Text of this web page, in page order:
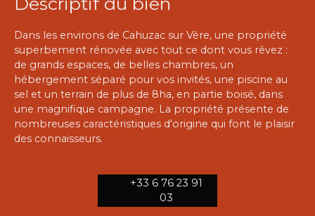
Dans les environs de Cahuzac sur Vère, une propriété
superbement rénovée avec tout ce dont vous rêvez :
de grands espaces, de belles chambres, un
hébergement séparé pour vos invités, une piscine au
sel et un terrain de plus de 8ha, en partie boisé, dans
une magnifique campagne. La propriété présente de
nombreuses caractéristiques d'origine qui font le plaisir
des connaisseurs.
+33 6 76 23 91
03